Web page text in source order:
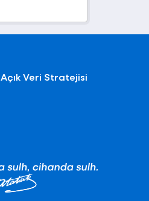
Açık Veri Stratejisi